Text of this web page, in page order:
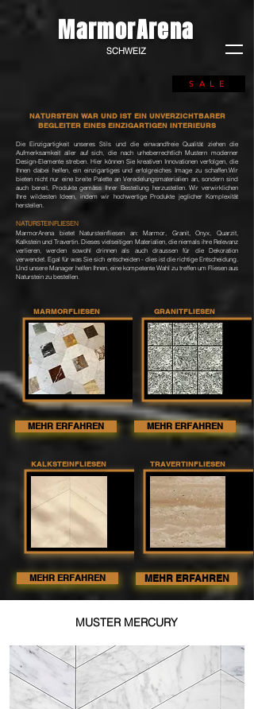
SCHWEIZ
MarmorArena
SALE
NATURSTEIN WAR UND IST EIN UNVERZICHTBARER
BEGLEITER EINES EINZIGARTIGEN INTERIEURS
Die Einzigartigkeit unseres Stils und die einwandfreie Qualität ziehen die
Aufmerksamkeit aller auf sich, die nach urheberrechtlich Mustern moderner
Design-Elemente streben. Hier können Sie kreativen Innovationen verfolgen, die
Ihnen dabei helfen, ein einzigartiges und erfolgreiches Image zu schaffen.Wir
bieten nicht nur eine breite Palette an Veredelungsmaterialien an, sondern sind
auch bereit, Produkte gemäss Ihrer Bestellung herzustellen. Wir verwirklichen
Ihre wildesten Ideen, indem wir hochwertige Produkte jeglicher Komplexität
herstellen.
NATURSTEINFLIESEN
MarmorArena bietet Natursteinfliesen an:Marmor, Granit, Onyx, Quarzit,
Kalkstein und Travertin. Dieses vielseitigen Materialien, die niemals ihre Relevanz
verlieren, werden sowohl drinnen als auch draussen für die Dekoration
verwendet. Egal für was Sie sich entscheiden - dies ist die richtige Entscheidung.
Und unsere Manager helfen Ihnen, eine kompetente Wahl zu treffen um Fliesen aus
Naturstein zu bestellen.
MARMORFLIESEN
MEHR ERFAHREN
GRANITFLIESEN
MEHR ERFAHREN
KALKSTEINFLIESEN
MEHR ERFAHREN
TRAVERTINFLIESEN
MEHR ERFAHREN
MUSTER MERCURY